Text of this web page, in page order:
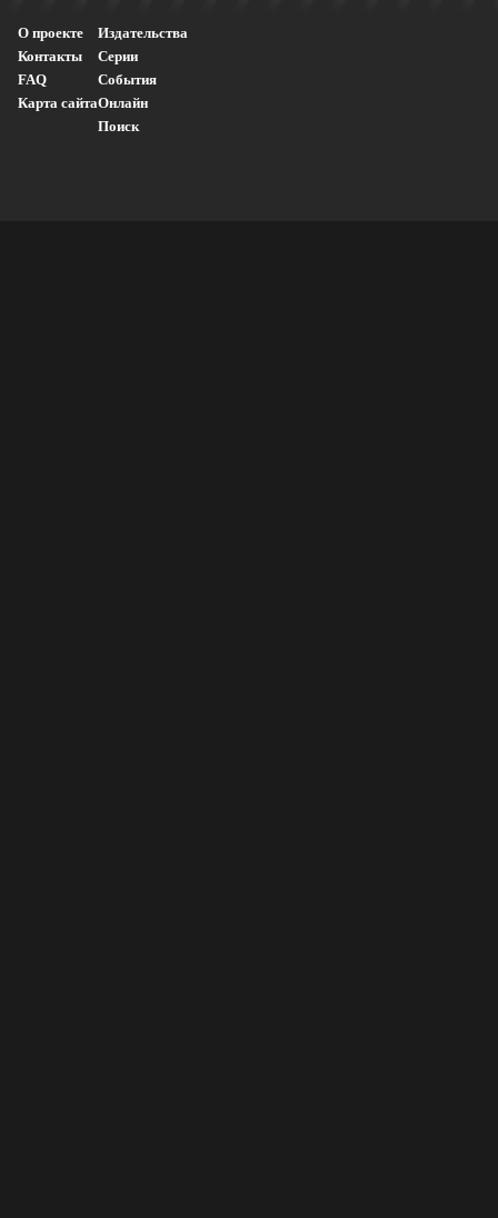
О проекте
Контакты
FAQ
Карта сайта
Издательства
Серии
События
Онлайн
Поиск